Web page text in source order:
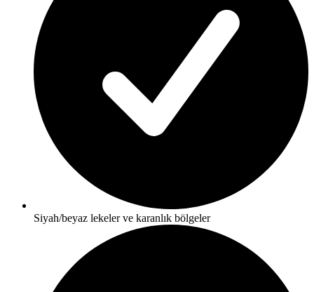
Siyah/beyaz lekeler ve karanlık bölgeler